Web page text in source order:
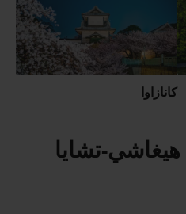
كانازاوا
تشايا